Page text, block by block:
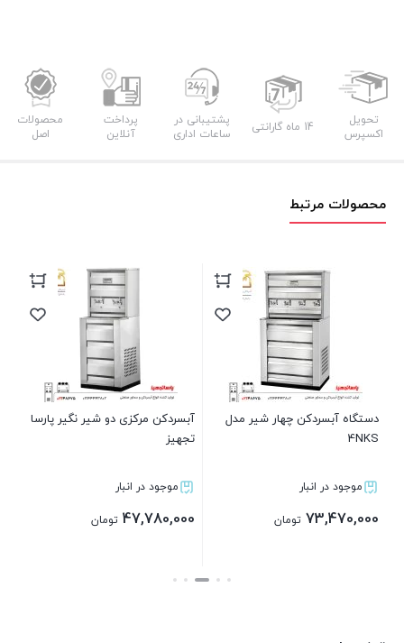
تحویل
اکسپرس
14 ماه گارانتی
پشتیبانی در
ساعات اداری
پرداخت
آنلاین
محصولات
اصل
محصولات مرتبط
دستگاه آبسردکن چهار شیر مدل
4NKS
موجود در انبار
73,470,000 تومان
آبسردکن مرکزی دو شیر نگیر پارسا
تجهیز
موجود در انبار
47,780,000 تومان